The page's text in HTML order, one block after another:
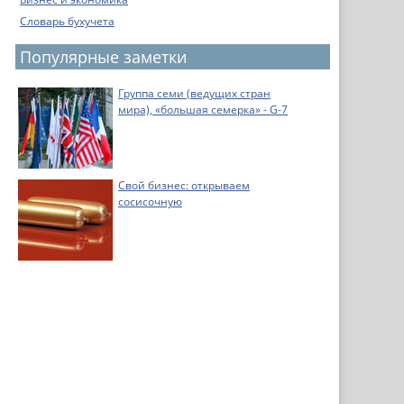
Словарь бухучета
Популярные заметки
Группа семи (ведущих стран
мира), «большая семерка» - G-7
Свой бизнес: открываем
сосисочную